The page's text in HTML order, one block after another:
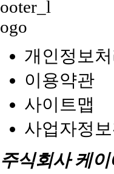
개인정보
이용약관
사이트맵
사업자정
주식회사 케